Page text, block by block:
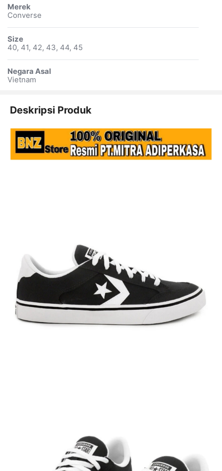
Merek
Converse
Size
40, 41, 42, 43, 44, 45
Negara Asal
Vietnam
Deskripsi Produk